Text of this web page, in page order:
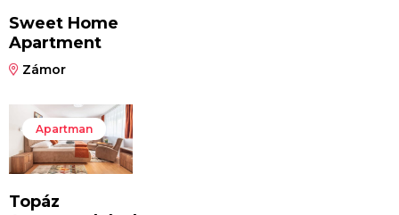
Sweet Home
Apartment
Zámor
Apartman
Topáz